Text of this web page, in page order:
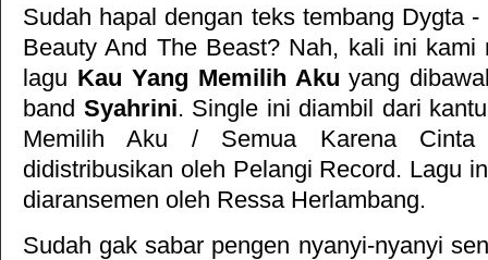
Sudah hapal dengan teks tembang Dygta -
Beauty And The Beast? Nah, kali ini kami
lagu Kau Yang Memilih Aku yang
band Syahrini. Single ini diambil dari
Memilih Aku / Semua Karena Cinta
didistribusikan oleh Pelangi Record. Lagu
diaransemen oleh Ressa Herlambang.
Sudah gak sabar pengen nyanyi-nyanyi